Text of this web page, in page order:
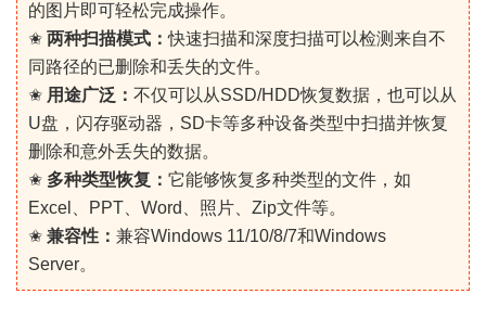
的图片即可轻松完成操作。
✬ 两种扫描模式：快速扫描和深度扫描可以检测来自不
同路径的已删除和丢失的文件。
✬ 用途广泛： 不仅可以从SSD/HDD恢复数据，也可以从
U盘，闪存驱动器，SD卡等多种设备类型中扫描并恢复
删除和意外丢失的数据。
✬ 多种类型恢复： 它能够恢复多种类型的文件，如
Excel、PPT、Word、照片、Zip文件等。
✬ 兼容性： 兼容Windows 11/10/8/7和Windows
Server。